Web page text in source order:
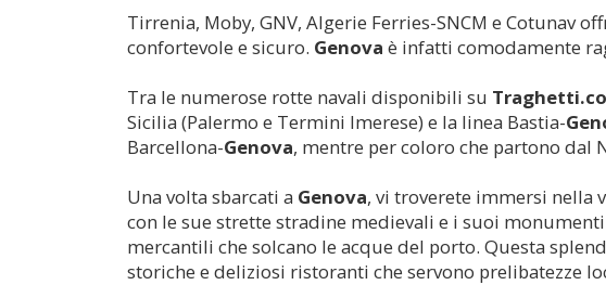
Tirrenia, Moby, GNV, Algerie Ferries-SNCM e Cotunav
confortevole e sicuro. Genova è infatti comodamente
Tra le numerose rotte navali disponibili su
Sicilia (Palermo e Termini Imerese) e la linea Bastia-
Barcellona-Genova, mentre per coloro che partono dal
Una volta sbarcati a Genova, vi troverete immersi nella
con le sue strette stradine medievali e i suoi
mercantili che solcano le acque del porto. Questa
storiche e deliziosi ristoranti che servono prelibatezze